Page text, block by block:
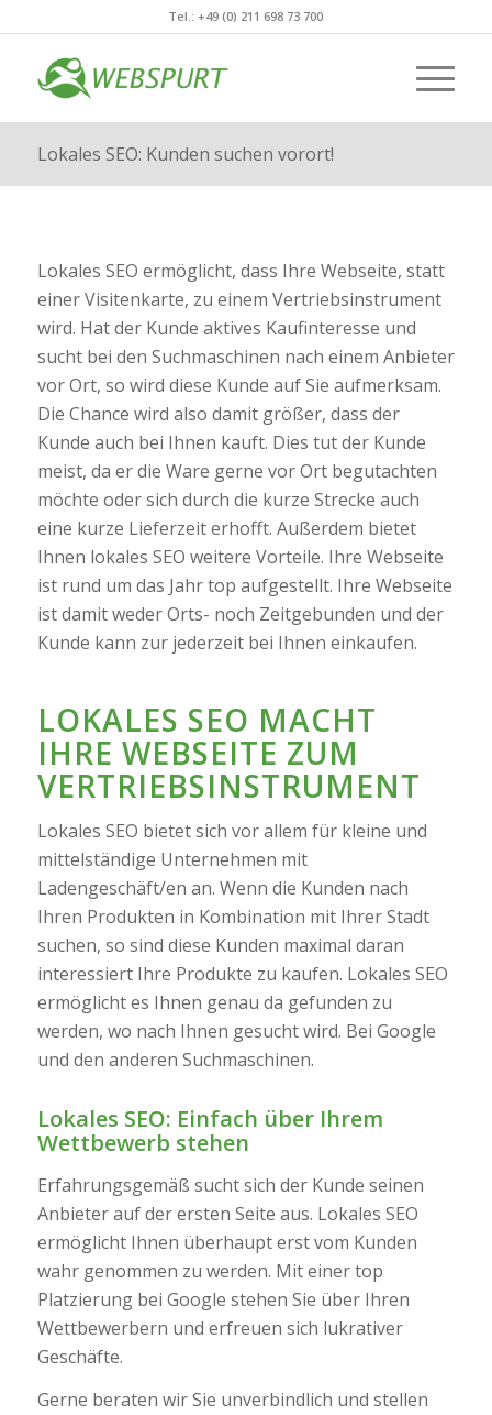
Tel.: +49 (0) 211 698 73 700
Lokales SEO: Kunden suchen vorort!
Lokales SEO ermöglicht, dass Ihre Webseite, statt
einer Visitenkarte, zu einem Vertriebsinstrument
wird. Hat der Kunde aktives Kaufinteresse und
sucht bei den Suchmaschinen nach einem Anbieter
vor Ort, so wird diese Kunde auf Sie aufmerksam.
Die Chance wird also damit größer, dass der
Kunde auch bei Ihnen kauft. Dies tut der Kunde
meist, da er die Ware gerne vor Ort begutachten
möchte oder sich durch die kurze Strecke auch
eine kurze Lieferzeit erhofft. Außerdem bietet
Ihnen lokales SEO weitere Vorteile. Ihre Webseite
ist rund um das Jahr top aufgestellt. Ihre Webseite
ist damit weder Orts- noch Zeitgebunden und der
Kunde kann zur jederzeit bei Ihnen einkaufen.
LOKALES SEO MACHT
IHRE WEBSEITE ZUM
VERTRIEBSINSTRUMENT
Lokales SEO bietet sich vor allem für kleine und
mittelständige Unternehmen mit
Ladengeschäft/en an. Wenn die Kunden nach
Ihren Produkten in Kombination mit Ihrer Stadt
suchen, so sind diese Kunden maximal daran
interessiert Ihre Produkte zu kaufen. Lokales SEO
ermöglicht es Ihnen genau da gefunden zu
werden, wo nach Ihnen gesucht wird. Bei Google
und den anderen Suchmaschinen.
Lokales SEO: Einfach über Ihrem
Wettbewerb stehen
Erfahrungsgemäß sucht sich der Kunde seinen
Anbieter auf der ersten Seite aus. Lokales SEO
ermöglicht Ihnen überhaupt erst vom Kunden
wahr genommen zu werden. Mit einer top
Platzierung bei Google stehen Sie über Ihren
Wettbewerbern und erfreuen sich lukrativer
Geschäfte.
Gerne beraten wir Sie unverbindlich und stellen